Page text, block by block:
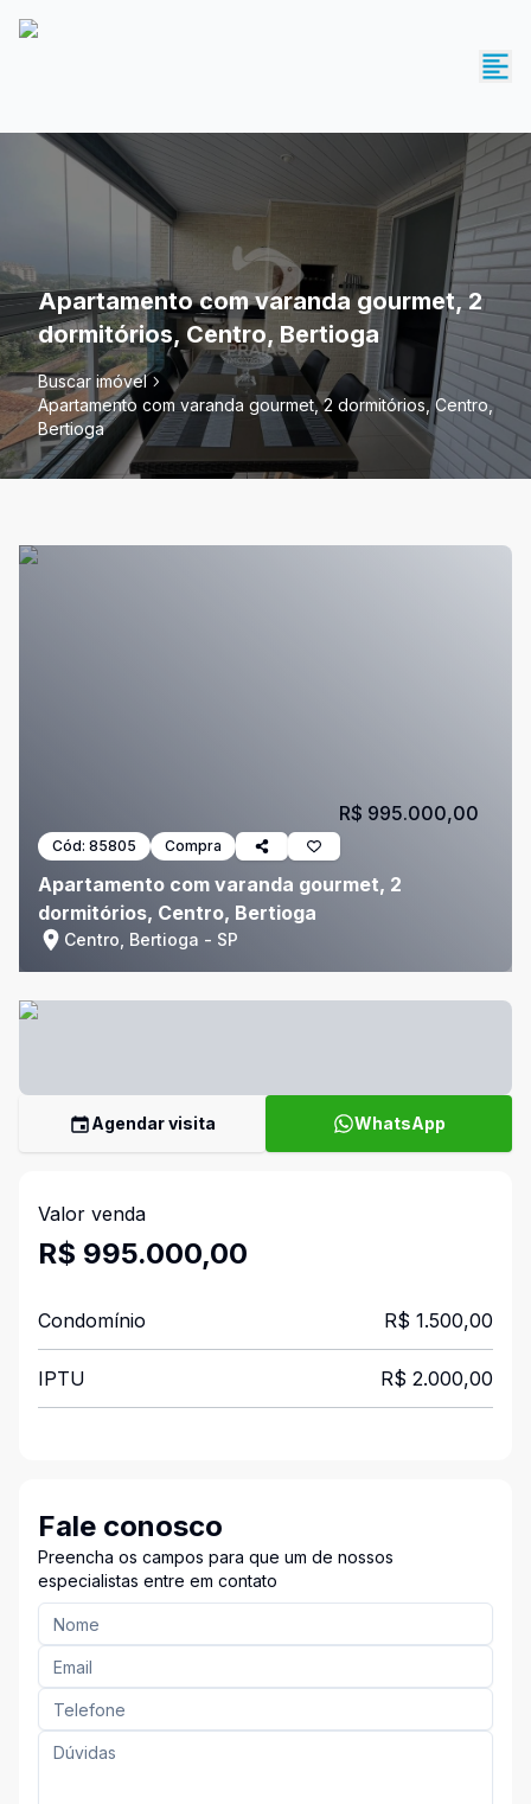
Apartamento com varanda gourmet, 2
dormitórios, Centro, Bertioga
Buscar imóvel
Apartamento com varanda gourmet, 2 dormitórios, Centro,
Bertioga
Cód: 85805 Compra
Apartamento com varanda gourmet, 2
dormitórios, Centro, Bertioga
Centro, Bertioga - SP
R$ 995.000,00
Agendar visita WhatsApp
Valor venda
R$ 995.000,00
Condomínio R$ 1.500,00
IPTU R$ 2.000,00
Fale conosco
Preencha os campos para que um de nossos
especialistas entre em contato